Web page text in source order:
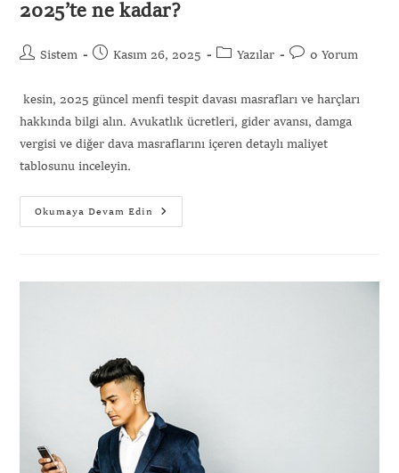
2025’te ne kadar?
Sistem Kasım 26, 2025 Yazılar 0 Yorum
‌ kesin, 2025 güncel menfi tespit davası masrafları ve harçları
hakkında bilgi alın. Avukatlık ücretleri, gider avansı, damga
vergisi ve diğer dava masraflarını içeren detaylı maliyet
tablosunu inceleyin.
Okumaya Devam Edin